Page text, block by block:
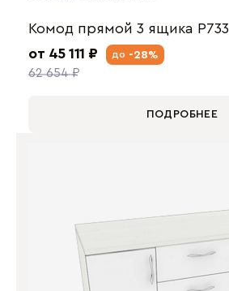
Комод прямой 3 ящика P733
от 45 111 ₽
62 654 ₽
до -28%
ПОДРОБНЕЕ